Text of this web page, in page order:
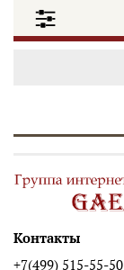
Контакты
+7(499) 515-55-50